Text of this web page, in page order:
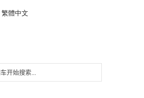
繁體中文